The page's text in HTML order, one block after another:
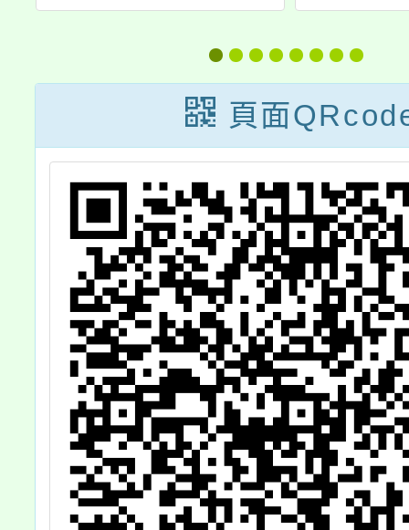
學校「升學暨職
涯多元活動」
技術
學管
產業探
頁面